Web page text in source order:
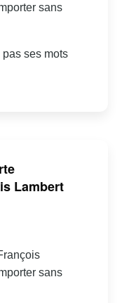
sans
ses mots
Lambert
sans